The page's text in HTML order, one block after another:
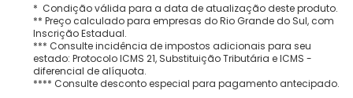
* Condição válida para a data de atualização deste produto.
** Preço calculado para empresas do Rio Grande do Sul, com
Inscrição Estadual.
*** Consulte incidência de impostos adicionais para seu
estado: Protocolo ICMS 21, Substituição Tributária e ICMS -
diferencial de alíquota.
**** Consulte desconto especial para pagamento antecipado.